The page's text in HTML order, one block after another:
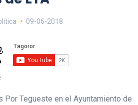
09-06-2018
Por Tegueste en el Ayuntamiento de